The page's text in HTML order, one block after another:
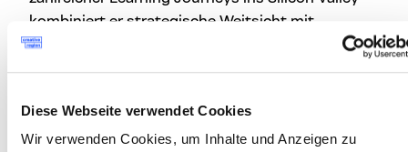
Diese Webseite verwendet Cookies
Wir verwenden Cookies, um Inhalte und Anzeigen zu
kombiniert er strategische Weitsicht mit
praktischer Umsetzung. Nach Stationen bei
entwickelt KI-Weiterbildungsangebote für den
Handel.